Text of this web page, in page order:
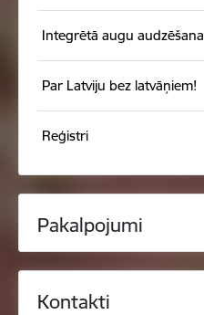
Integrētā augu audzēšana
Par Latviju bez latvāņiem!
Reģistri
Pakalpojumi
Kontakti